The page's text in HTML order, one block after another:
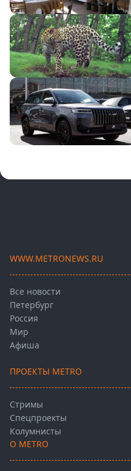
WWW.METRONEWS.RU
Все новости
Петербург
Россия
Мир
Афиша
ПРОЕКТЫ METRO
Стримы
Спецпроекты
Колумнисты
О METRO